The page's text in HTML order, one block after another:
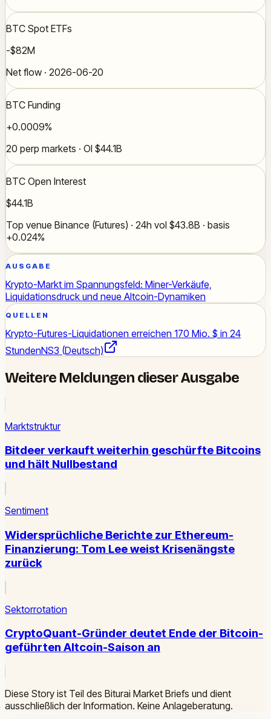
BTC Spot ETFs
-$82M
Net flow · 2026-06-20
BTC Funding
+0.0009%
20 perp markets · OI $44.1B
BTC Open Interest
$44.1B
Top venue Binance (Futures) · 24h vol $43.8B · basis
+0.024%
AUSGABE
Krypto-Markt im Spannungsfeld: Miner-Verkäufe,
Liquidationsdruck und neue Altcoin-Dynamiken
QUELLEN
Krypto-Futures-Liquidationen erreichen 170 Mio. $ in 24
StundenNS3 (Deutsch)
Weitere Meldungen dieser Ausgabe
Marktstruktur
Bitdeer verkauft weiterhin geschürfte Bitcoins
und hält Nullbestand
Sentiment
Widersprüchliche Berichte zur Ethereum-
Finanzierung: Tom Lee weist Krisenängste
zurück
Sektorrotation
CryptoQuant-Gründer deutet Ende der Bitcoin-
geführten Altcoin-Saison an
Diese Story ist Teil des Biturai Market Briefs und dient
ausschließlich der Information. Keine Anlageberatung.